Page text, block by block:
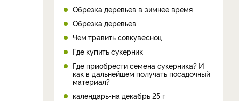
Обрезка деревьев в зимнее время
Обрезка деревьев
Чем травить совкувесноц
Где купить сукерник
Где приобрести семена сукерника? И
как в дальнейшем получать посадочный
материал?
календарь-на декабрь 25 г